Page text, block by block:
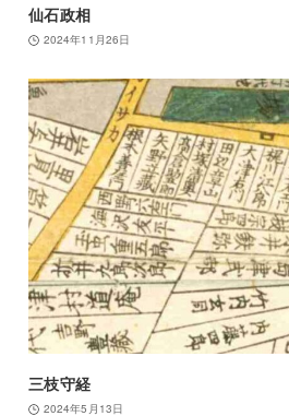
仙石政相
2024年11月26日
三枝守経
2024年5月13日